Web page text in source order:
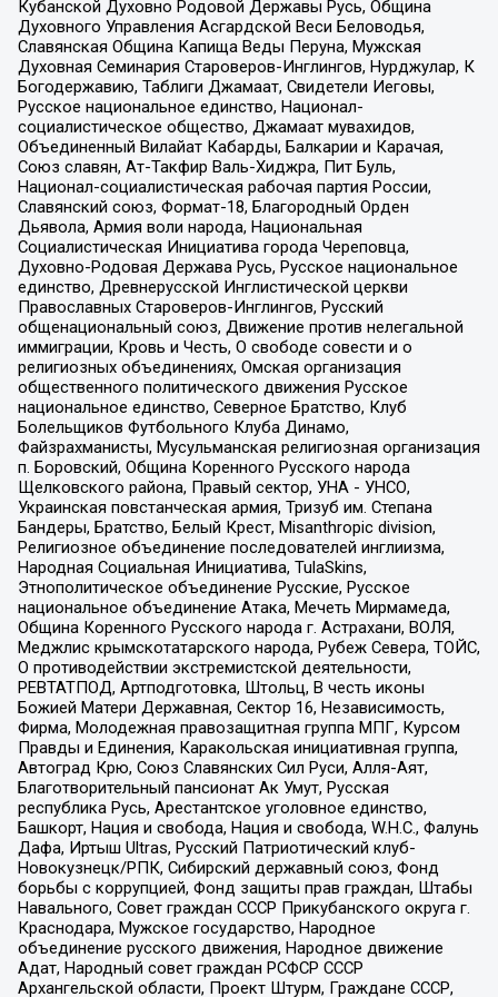
Кубанской Духовно Родовой Державы Русь, Община
Духовного Управления Асгардской Веси Беловодья,
Славянская Община Капища Веды Перуна, Мужская
Духовная Семинария Староверов-Инглингов, Нурджулар, К
Богодержавию, Таблиги Джамаат, Свидетели Иеговы,
Русское национальное единство, Национал-
социалистическое общество, Джамаат мувахидов,
Объединенный Вилайат Кабарды, Балкарии и Карачая,
Союз славян, Ат-Такфир Валь-Хиджра, Пит Буль,
Национал-социалистическая рабочая партия России,
Славянский союз, Формат-18, Благородный Орден
Дьявола, Армия воли народа, Национальная
Социалистическая Инициатива города Череповца,
Духовно-Родовая Держава Русь, Русское национальное
единство, Древнерусской Инглистической церкви
Православных Староверов-Инглингов, Русский
общенациональный союз, Движение против нелегальной
иммиграции, Кровь и Честь, О свободе совести и о
религиозных объединениях, Омская организация
общественного политического движения Русское
национальное единство, Северное Братство, Клуб
Болельщиков Футбольного Клуба Динамо,
Файзрахманисты, Мусульманская религиозная организация
п. Боровский, Община Коренного Русского народа
Щелковского района, Правый сектор, УНА - УНСО,
Украинская повстанческая армия, Тризуб им. Степана
Бандеры, Братство, Белый Крест, Misanthropic division,
Религиозное объединение последователей инглиизма,
Народная Социальная Инициатива, TulaSkins,
Этнополитическое объединение Русские, Русское
национальное объединение Атака, Мечеть Мирмамеда,
Община Коренного Русского народа г. Астрахани, ВОЛЯ,
Меджлис крымскотатарского народа, Рубеж Севера, ТОЙС,
О противодействии экстремистской деятельности,
РЕВТАТПОД, Артподготовка, Штольц, В честь иконы
Божией Матери Державная, Сектор 16, Независимость,
Фирма, Молодежная правозащитная группа МПГ, Курсом
Правды и Единения, Каракольская инициативная группа,
Автоград Крю, Союз Славянских Сил Руси, Алля-Аят,
Благотворительный пансионат Ак Умут, Русская
республика Русь, Арестантское уголовное единство,
Башкорт, Нация и свобода, Нация и свобода, W.H.С., Фалунь
Дафа, Иртыш Ultras, Русский Патриотический клуб-
Новокузнецк/РПК, Сибирский державный союз, Фонд
борьбы с коррупцией, Фонд защиты прав граждан, Штабы
Навального, Совет граждан СССР Прикубанского округа г.
Краснодара, Мужское государство, Народное
объединение русского движения, Народное движение
Адат, Народный совет граждан РСФСР СССР
Архангельской области, Проект Штурм, Граждане СССР,